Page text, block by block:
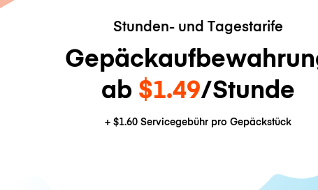
Stunden- und Tagestarife
ab $1.49/Stunde
+ $1.60Servicegebühr pro Gepäckstück